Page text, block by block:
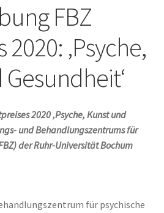
FBZ
‚Psyche,
2020 ‚Psyche, Kunst und
und Behandlungszentrums für
der Ruhr-Universität Bochum
für psychische